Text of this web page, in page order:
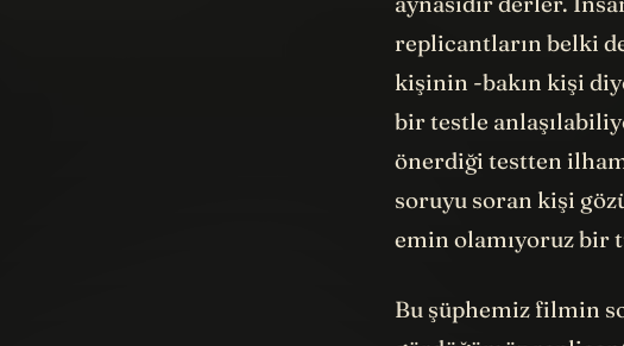
aynasıdır derler.
replicantların belki
kişinin -bakın kişi
bir testle
önerdiği testten
soruyu soran kişi
emin olamıyoruz bir
Bu şüphemiz filmin